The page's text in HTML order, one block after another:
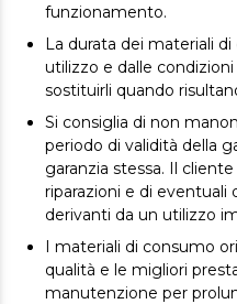
funzionamento.
La durata dei materiali
utilizzo e dalle
sostituirli quando
Si consiglia di non
periodo di validità della
garanzia stessa. Il
riparazioni e di
derivanti da un utilizzo
I materiali di consumo
qualità e le migliori
manutenzione per